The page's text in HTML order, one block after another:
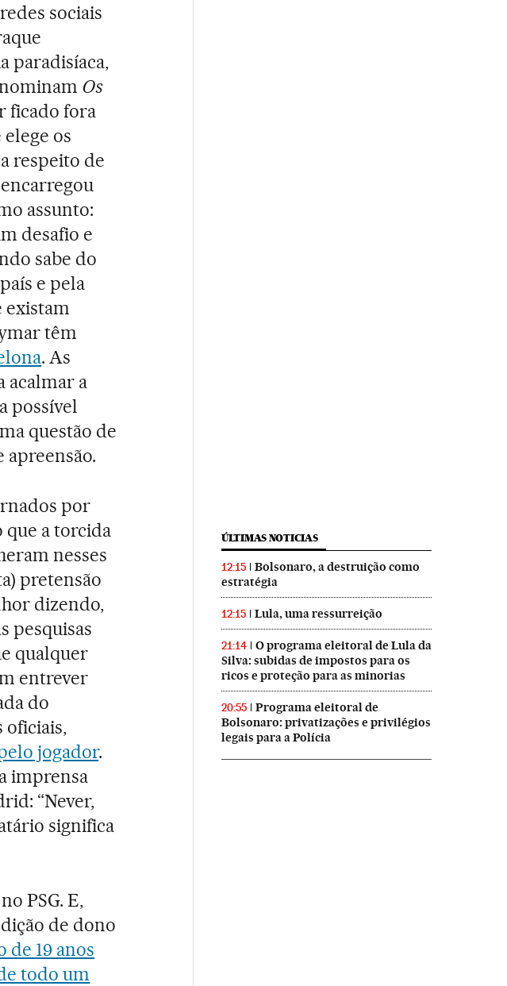
sociais
paradisíaca,
Os
ficado fora
elege os
respeito de
assunto:
desafio e
sabe do
e pela
existam
têm
. As
acalmar a
possível
questão de
apreensão.
por
que a torcida
nesses
pretensão
dizendo,
pesquisas
qualquer
entrever
do
oficiais,
jogador.
imprensa
“Never,
significa
PSG. E,
de dono
de 19 anos
todo um
ÚLTIMAS NOTICIAS
12:15
Bolsonaro, a destruição como
estratégia
12:15 Lula, uma ressurreição
21:14
O programa eleitoral de Lula da
Silva: subidas de impostos para os
ricos e proteção para as minorias
20:55
Programa eleitoral de
Bolsonaro: privatizações e privilégios
legais para a Polícia